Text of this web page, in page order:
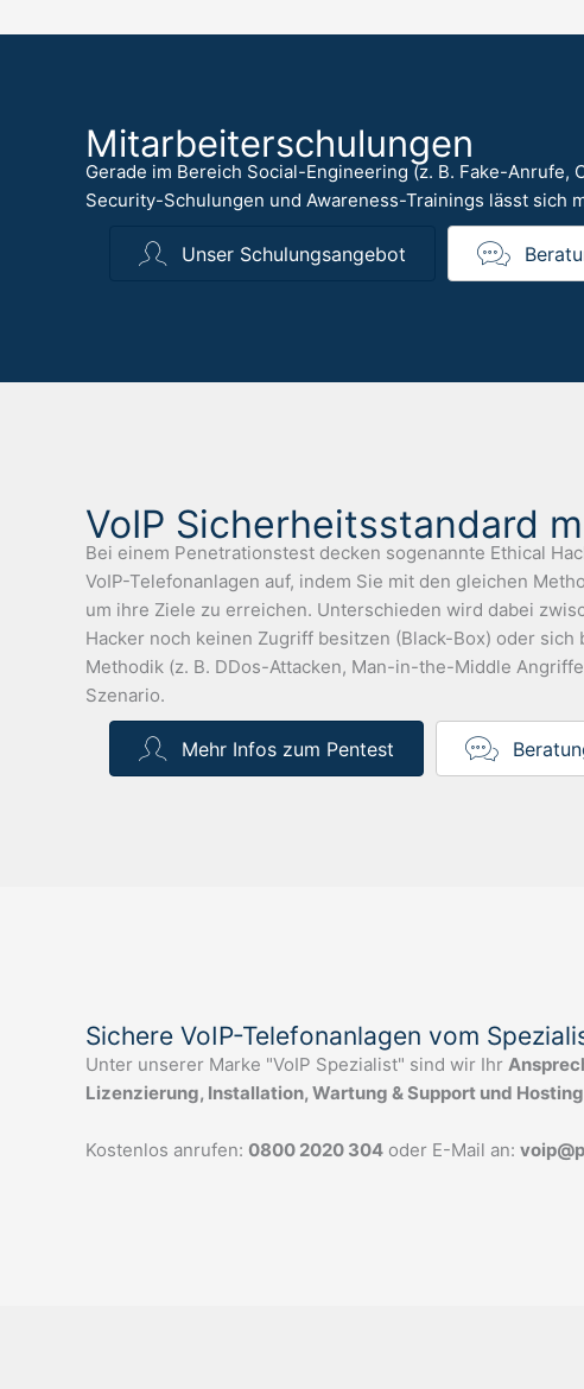
Mitarbeiterschulungen
Gerade im Bereich Social-Engineering (z. B. Fake-
Security-Schulungen und Awareness-Trainings lässt sich
Unser Schulungsangebot
VoIP Sicherheitsstandard
Bei einem Penetrationstest decken sogenannte Ethical
VoIP-Telefonanlagen auf, indem Sie mit den gleichen
um ihre Ziele zu erreichen. Unterschieden wird dabei
Hacker noch keinen Zugriff besitzen (Black-Box) oder
Methodik (z. B. DDos-Attacken, Man-in-the-Middle
Szenario.
Mehr Infos zum Pentest
Sichere VoIP-Telefonanlagen vom
Unter unserer Marke "VoIP Spezialist" sind wir Ihr
Lizenzierung, Installation, Wartung & Support und
Kostenlos anrufen: 0800 2020 304 oder E-Mail an: